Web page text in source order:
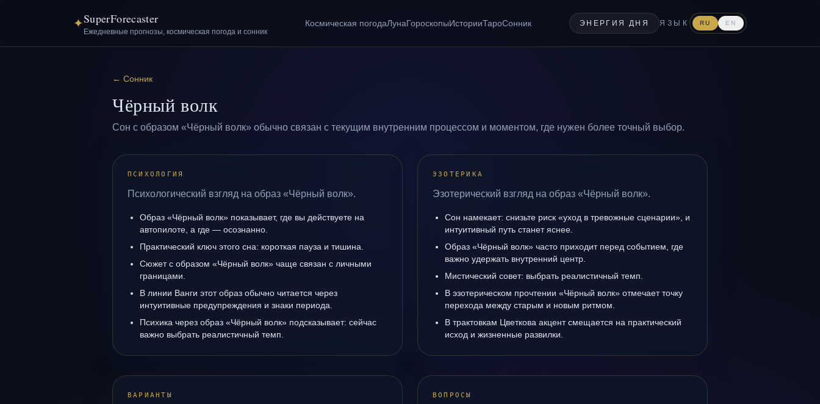
✦SuperForecaster
Ежедневные прогнозы, космическая погода и сонник
Космическая погодаЛунаГороскопыИсторииТароСонник ЭНЕРГИЯ ДНЯ ЯЗЫК RU EN
← Сонник
Чёрный волк
Сон с образом «Чёрный волк» обычно связан с текущим внутренним процессом и моментом, где нужен более точный выбор.
ПСИХОЛОГИЯ
Психологический взгляд на образ «Чёрный волк».
Образ «Чёрный волк» показывает, где вы действуете на
автопилоте, а где — осознанно.
Практический ключ этого сна: короткая пауза и тишина.
Сюжет с образом «Чёрный волк» чаще связан с личными
границами.
В линии Ванги этот образ обычно читается через
интуитивные предупреждения и знаки периода.
Психика через образ «Чёрный волк» подсказывает: сейчас
важно выбрать реалистичный темп.
ЭЗОТЕРИКА
Эзотерический взгляд на образ «Чёрный волк».
Сон намекает: снизьте риск «уход в тревожные сценарии», и
интуитивный путь станет яснее.
Образ «Чёрный волк» часто приходит перед событием, где
важно удержать внутренний центр.
Мистический совет: выбрать реалистичный темп.
В эзотерическом прочтении «Чёрный волк» отмечает точку
перехода между старым и новым ритмом.
В трактовкам Цветкова акцент смещается на практический
исход и жизненные развилки.
ВАРИАНТЫ ВОПРОСЫ